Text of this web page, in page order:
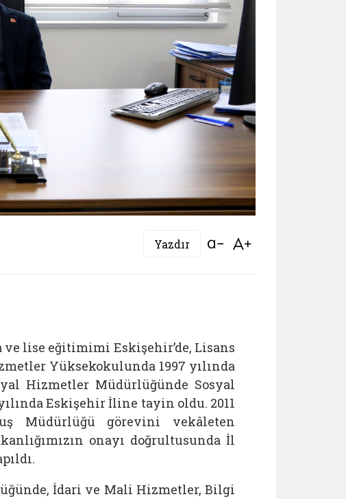
Yazdır Bağlantıyı aç
ve lise eğitimimi Eskişehir’de, Lisans
Yüksekokulunda 1997 yılında
Hizmetler Müdürlüğünde Sosyal
Eskişehir İline tayin oldu. 2011
Müdürlüğü görevini vekâleten
onayı doğrultusunda İl
İdari ve Mali Hizmetler, Bilgi